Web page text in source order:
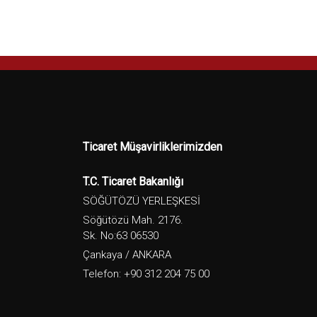
Ticaret Müşavirliklerimizden
T.C. Ticaret Bakanlığı
SÖĞÜTÖZÜ YERLEŞKESİ
Söğütözü Mah. 2176.
Sk. No:63 06530
Çankaya / ANKARA
Telefon: +90 312 204 75 00